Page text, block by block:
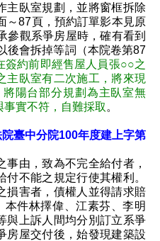
主臥室規劃，並將窗框拆除
～87頁，預約訂單影本見原
參觀系爭房屋時，確有看到
後會拆掉等詞（本院卷第87
簽約前即經售屋人員張○○之
主臥室有二次施工，將來現
陽台部分規劃為主臥室無
實不符，自難採取 。
臺中分院100年度建上字第
事由，致為不完全給付者，
不能之規定行使其權利。
損害者，債權人並得請求賠
件林擇偉、江素芬、李明
與上訴人間均分別訂立系爭
房屋交付後，始發現建築設